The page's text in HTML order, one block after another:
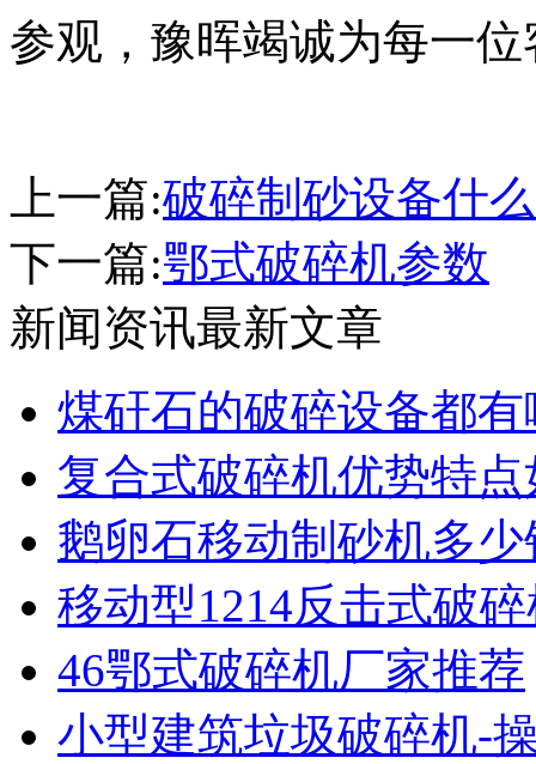
参观，豫晖竭诚为每一
上一篇:破碎制砂设备什
下一篇:鄂式破碎机参数
新闻资讯最新文章
煤矸石的破碎设备都
复合式破碎机优势特
鹅卵石移动制砂机多
移动型1214反击式破
46鄂式破碎机厂家推荐
小型建筑垃圾破碎机-